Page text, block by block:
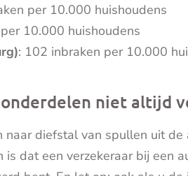
per 10.000 huishoudens
10.000 huishoudens
: 102 inbraken per 10.000
niet altijd
naar diefstal van spullen uit
dat een verzekeraar bij een